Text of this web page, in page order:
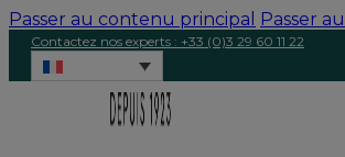
Passer au contenu principal Passer
Contactez nos experts : +33 (0)3 29 60 11 22